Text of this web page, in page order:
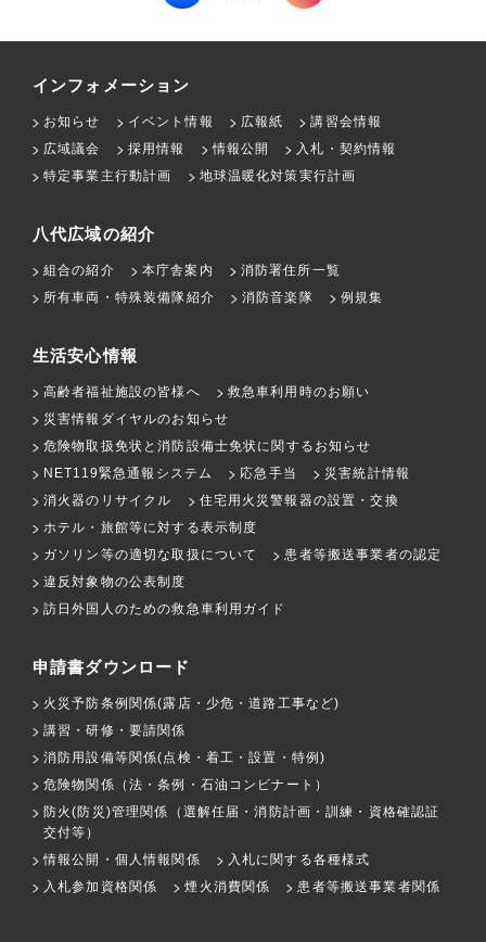
インフォメーション
お知らせ イベント情報 広報紙
講習会情報
広域議会
採用情報 情報公開
入札・契約情報
特定事業主行動計画
地球温暖化対策実行計画
八代広域の紹介
組合の紹介 本庁舎案内
消防署住所一覧
所有車両・特殊装備隊紹介
消防音楽隊 例規集
生活安心情報
高齢者福祉施設の皆様へ
救急車利用時のお願い
災害情報ダイヤルのお知らせ
危険物取扱免状と消防設備士免状に関するお知らせ
NET119緊急通報システム
応急手当
災害統計情報
消火器のリサイクル
住宅用火災警報器の設置・交換
ホテル・旅館等に対する表示制度
ガソリン等の適切な取扱について
患者等搬送事業者の認定
違反対象物の公表制度
訪日外国人のための救急車利用ガイド
申請書ダウンロード
火災予防条例関係(露店・少危・道路工事など)
講習・研修・要請関係
消防用設備等関係(点検・着工・設置・特例)
危険物関係（法・条例・石油コンビナート）
防火(防災)管理関係（選解任届・消防計画・訓練・資格確認証
交付等）
情報公開・個人情報関係
入札に関する各種様式
入札参加資格関係
煙火消費関係 患者等搬送事業者関係